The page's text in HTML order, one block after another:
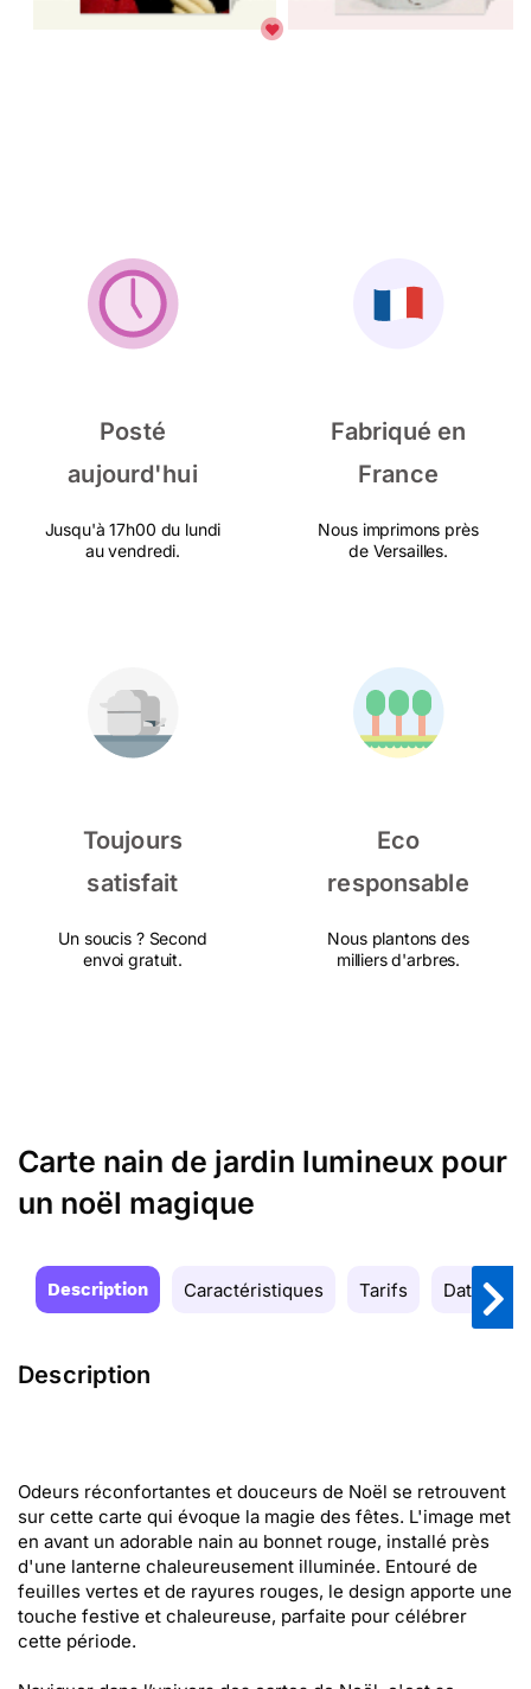
Posté
aujourd'hui
Jusqu'à 17h00 du lundi
au vendredi.
Fabriqué en
France
Nous imprimons près
de Versailles.
Toujours
satisfait
Un soucis ? Second
envoi gratuit.
Eco
responsable
Nous plantons des
milliers d'arbres.
Carte nain de jardin lumineux pour
un noël magique
Description Caractéristiques Tarifs Date de
Description
Odeurs réconfortantes et douceurs de Noël se retrouvent
sur cette carte qui évoque la magie des fêtes. L'image met
en avant un adorable nain au bonnet rouge, installé près
d'une lanterne chaleureusement illuminée. Entouré de
feuilles vertes et de rayures rouges, le design apporte une
touche festive et chaleureuse, parfaite pour célébrer
cette période.